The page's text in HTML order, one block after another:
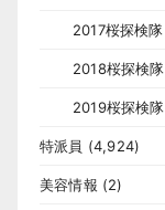
2017桜探検隊
2018桜探検隊
2019桜探検隊
特派員 (4,924)
美容情報 (2)